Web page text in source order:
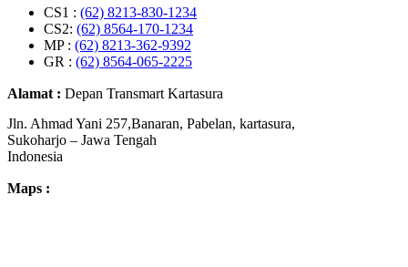
CS1 : (62) 8213-830-1234
CS2: (62) 8564-170-1234
MP : (62) 8213-362-9392
GR : (62) 8564-065-2225
Alamat : Depan Transmart Kartasura
Jln. Ahmad Yani 257,Banaran, Pabelan, kartasura,
Sukoharjo – Jawa Tengah
Indonesia
Maps :